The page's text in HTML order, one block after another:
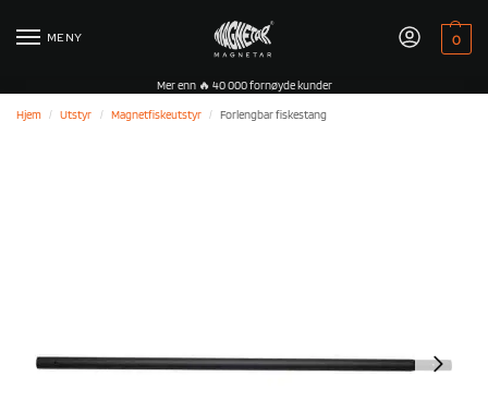
MENY 0
Mer enn 🔥 40 000 fornøyde kunder
Hjem
/ Utstyr / Magnetfiskeutstyr / Forlengbar fiskestang